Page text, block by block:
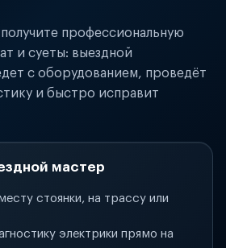
профессиональную
и суеты: выездной
с оборудованием, проведёт
и быстро исправит
мастер
стоянки, на трассу или
электрики прямо на